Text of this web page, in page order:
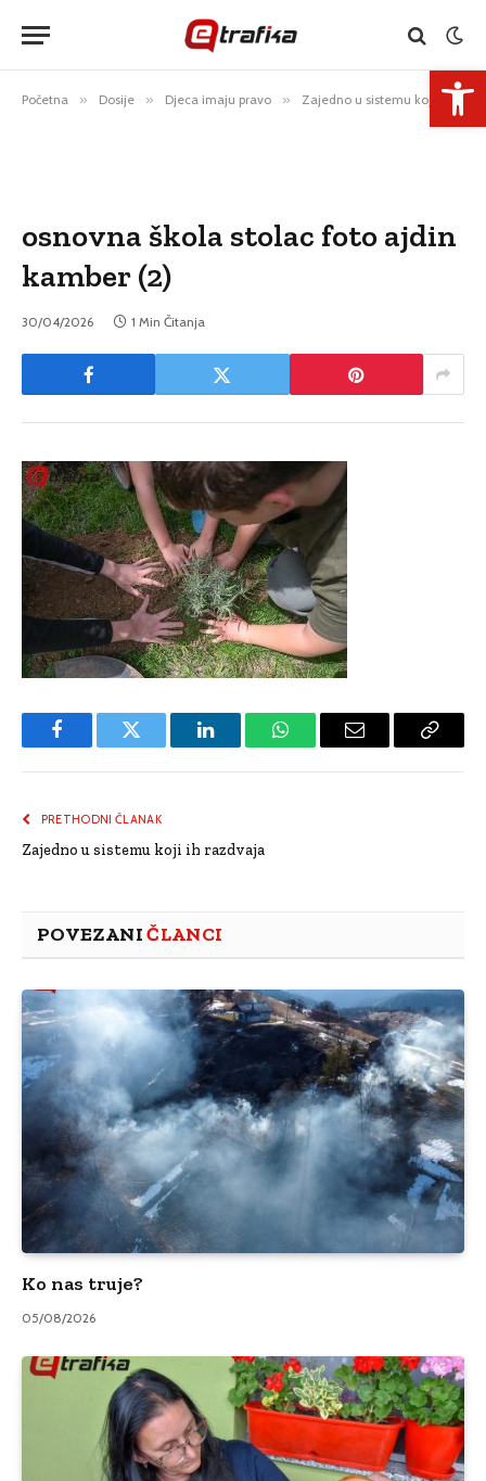
Početna » Dosije » Djeca imaju pravo » Zajedno u sistemu koji ih razdvaja
osnovna škola stolac foto ajdin
kamber (2)
30/04/2026 1 Min Čitanja
FacebookTwitter LinkedInWhatsAppEmail
Copy
PRETHODNI ČLANAK
Zajedno u sistemu koji ih razdvaja
POVEZANIČLANCI
Ko nas truje?
05/08/2026